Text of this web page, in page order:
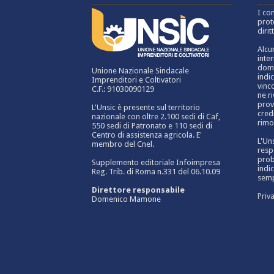
Unione Nazionale Sindacale
Imprenditori e Coltivatori
C.F.: 91030090129
L'Unsic è presente sul territorio
nazionale con oltre 2.100 sedi di Caf,
550 sedi di Patronato e 110 sedi di
Centro di assistenza agricola. E'
membro del Cnel.
Supplemento editoriale Infoimpresa
Reg. Trib. di Roma n.331 del 06.10.09
Direttore responsabile
Domenico Mamone
I
ne